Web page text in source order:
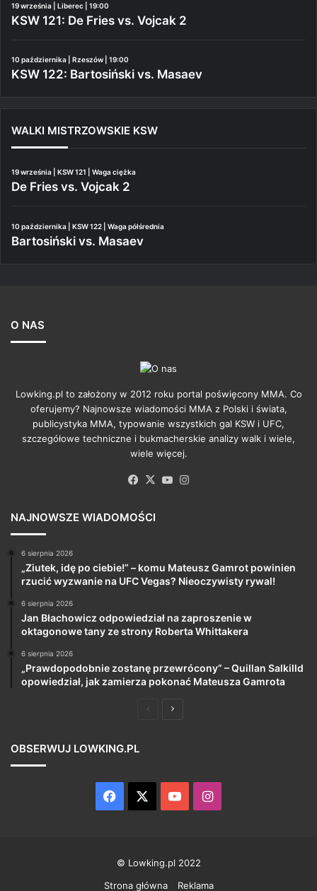
19 września | Liberec | 19:00
KSW 121: De Fries vs. Vojcak 2
10 października | Rzeszów | 19:00
KSW 122: Bartosiński vs. Masaev
WALKI MISTRZOWSKIE KSW
19 września | KSW 121 | Waga ciężka
De Fries vs. Vojcak 2
10 października | KSW 122 | Waga półśrednia
Bartosiński vs. Masaev
O NAS
Lowking.pl to założony w 2012 roku portal poświęcony MMA. Co
oferujemy? Najnowsze wiadomości MMA z Polski i świata,
publicystyka MMA, typowanie wszystkich gal KSW i UFC,
szczegółowe techniczne i bukmacherskie analizy walk i wiele,
wiele więcej.
Facebook
X YouTube
NAJNOWSZE WIADOMOŚCI
6 sierpnia 2026
„Ziutek, idę po ciebie!” – komu Mateusz Gamrot powinien
rzucić wyzwanie na UFC Vegas? Nieoczywisty rywal!
6 sierpnia 2026
Jan Błachowicz odpowiedział na zaproszenie w
oktagonowe tany ze strony Roberta Whittakera
6 sierpnia 2026
„Prawdopodobnie zostanę przewrócony” – Quillan Salkilld
opowiedział, jak zamierza pokonać Mateusza Gamrota
PoprzedniaNastępna
OBSERWUJ LOWKING.PL
Facebook YouTubeInstagram
© Lowking.pl 2022
Strona główna
Reklama